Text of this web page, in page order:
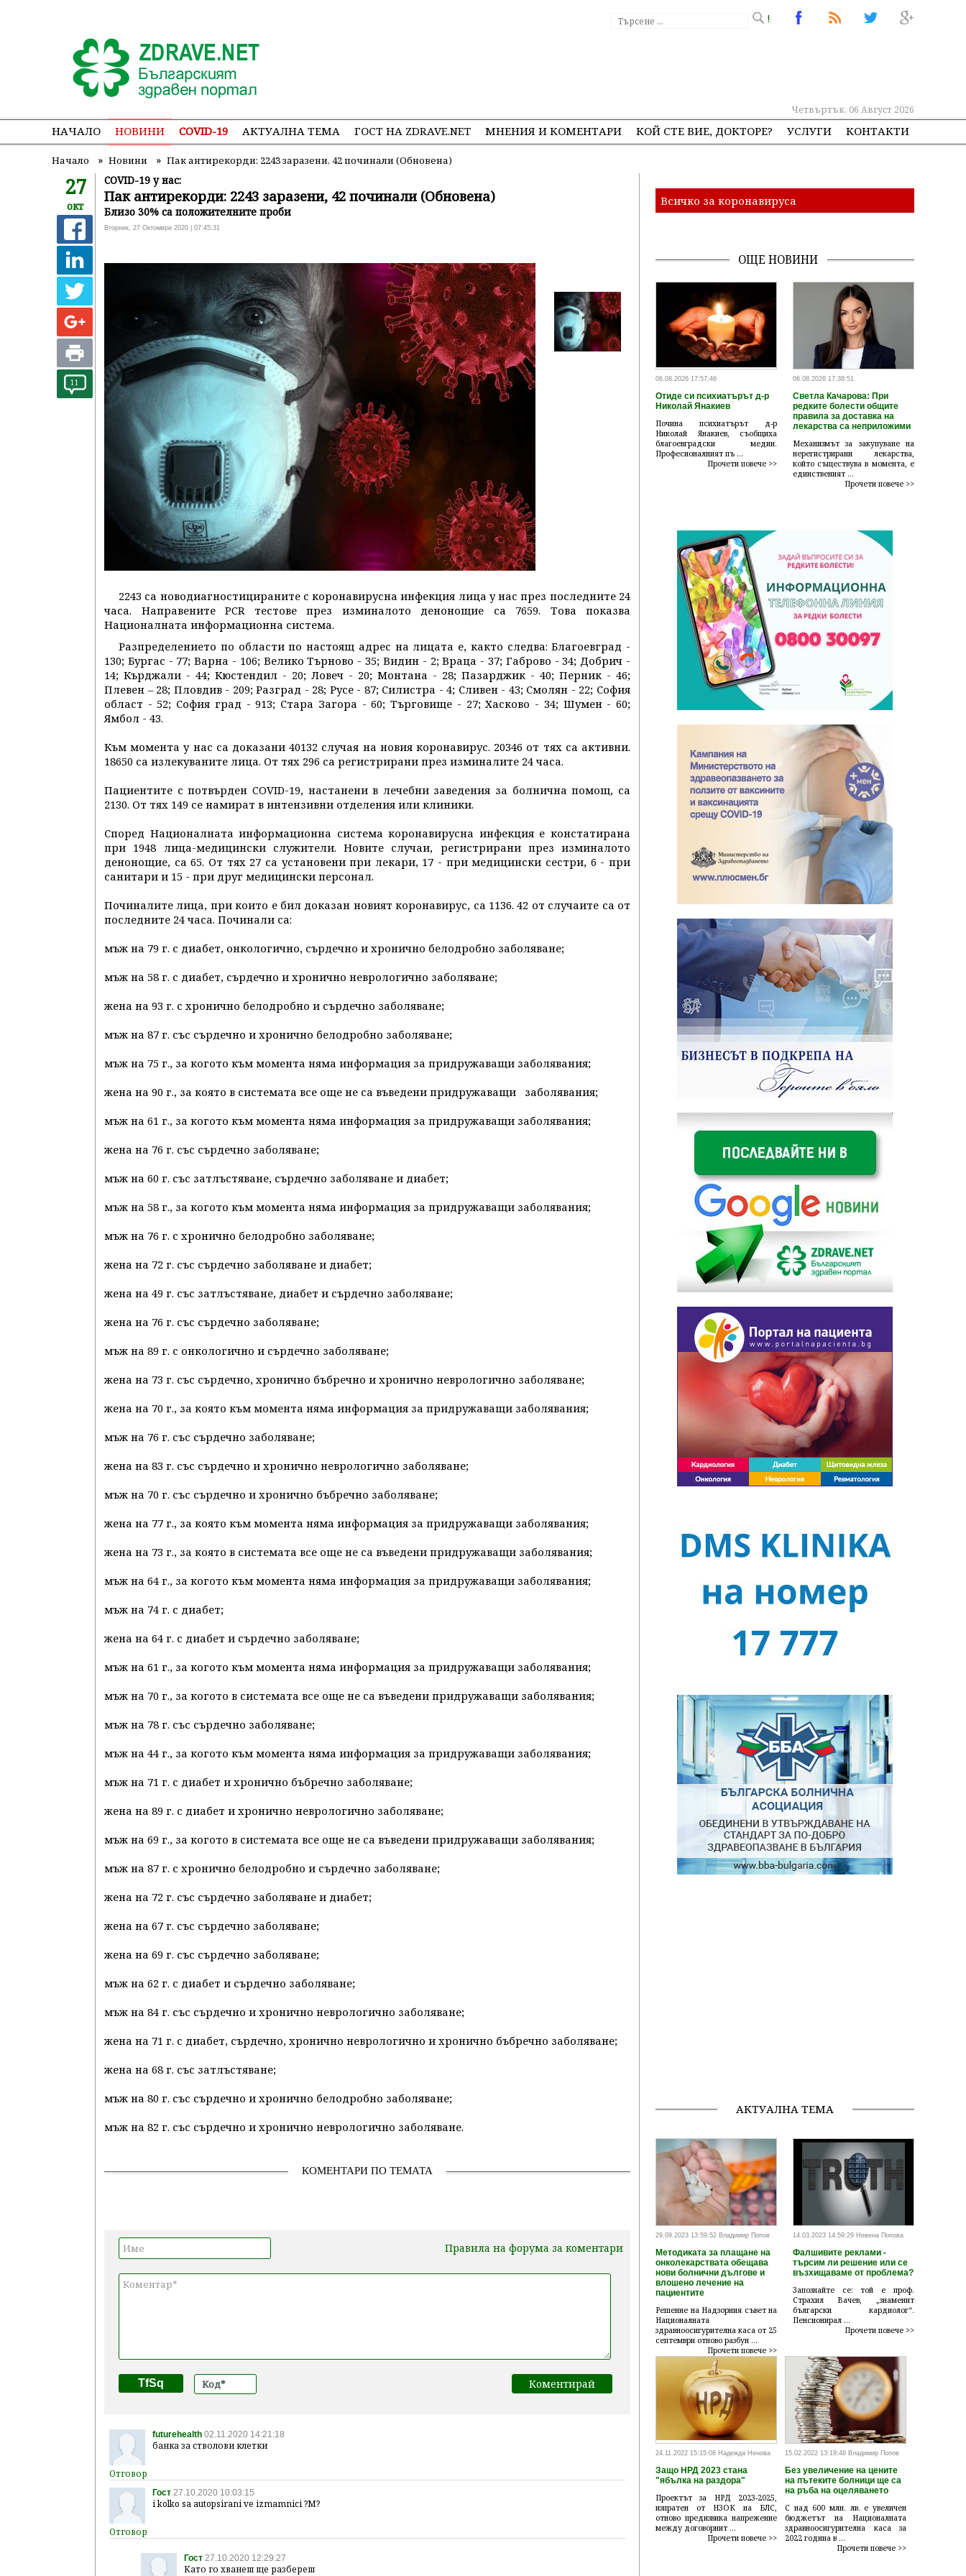
!
Четвъртък, 06 Август 2026
НАЧАЛО НОВИНИ COVID-19 АКТУАЛНА ТЕМА ГОСТ НА ZDRAVE.NET МНЕНИЯ И КОМЕНТАРИ КОЙ СТЕ ВИЕ, ДОКТОРЕ? УСЛУГИ КОНТАКТИ
Начало » Новини » Пак антирекорди: 2243 заразени, 42 починали (Обновена)
27
окт
11
COVID-19 у нас:
Пак антирекорди: 2243 заразени, 42 починали (Обновена)
Близо 30% са положителните проби
Вторник, 27 Октомври 2020 | 07:45:31
2243 са новодиагностицираните с коронавирусна инфекция лица у нас през последните 24
часа. Направените PCR тестове през изминалото денонощие са 7659. Това показва
Националната информационна система.
Разпределението по области по настоящ адрес на лицата е, както следва: Благоевград -
130; Бургас - 77; Варна - 106; Велико Търново - 35; Видин - 2; Враца - 37; Габрово - 34; Добрич -
14; Кърджали - 44; Кюстендил - 20; Ловеч - 20; Монтана - 28; Пазарджик - 40; Перник - 46;
Плевен – 28; Пловдив - 209; Разград - 28; Русе - 87; Силистра - 4; Сливен - 43; Смолян - 22; София
област - 52; София град - 913; Стара Загора - 60; Търговище - 27; Хасково - 34; Шумен - 60;
Ямбол - 43.
Към момента у нас са доказани 40132 случая на новия коронавирус. 20346 от тях са активни.
18650 са излекуваните лица. От тях 296 са регистрирани през изминалите 24 часа.
Пациентите с потвърден COVID-19, настанени в лечебни заведения за болнична помощ, са
2130. От тях 149 се намират в интензивни отделения или клиники.
Според Националната информационна система коронавирусна инфекция е констатирана
при 1948 лица-медицински служители. Новите случаи, регистрирани през изминалото
денонощие, са 65. От тях 27 са установени при лекари, 17 - при медицински сестри, 6 - при
санитари и 15 - при друг медицински персонал.
Починалите лица, при които е бил доказан новият коронавирус, са 1136. 42 от случаите са от
последните 24 часа. Починали са:
мъж на 79 г. с диабет, онкологично, сърдечно и хронично белодробно заболяване;
мъж на 58 г. с диабет, сърдечно и хронично неврологично заболяване;
жена на 93 г. с хронично белодробно и сърдечно заболяване;
мъж на 87 г. със сърдечно и хронично белодробно заболяване;
мъж на 75 г., за когото към момента няма информация за придружаващи заболявания;
жена на 90 г., за която в системата все още не са въведени придружаващи заболявания;
мъж на 61 г., за когото към момента няма информация за придружаващи заболявания;
жена на 76 г. със сърдечно заболяване;
мъж на 60 г. със затлъстяване, сърдечно заболяване и диабет;
мъж на 58 г., за когото към момента няма информация за придружаващи заболявания;
мъж на 76 г. с хронично белодробно заболяване;
жена на 72 г. със сърдечно заболяване и диабет;
жена на 49 г. със затлъстяване, диабет и сърдечно заболяване;
жена на 76 г. със сърдечно заболяване;
мъж на 89 г. с онкологично и сърдечно заболяване;
жена на 73 г. със сърдечно, хронично бъбречно и хронично неврологично заболяване;
жена на 70 г., за която към момента няма информация за придружаващи заболявания;
мъж на 76 г. със сърдечно заболяване;
жена на 83 г. със сърдечно и хронично неврологично заболяване;
мъж на 70 г. със сърдечно и хронично бъбречно заболяване;
жена на 77 г., за която към момента няма информация за придружаващи заболявания;
жена на 73 г., за която в системата все още не са въведени придружаващи заболявания;
мъж на 64 г., за когото към момента няма информация за придружаващи заболявания;
мъж на 74 г. с диабет;
жена на 64 г. с диабет и сърдечно заболяване;
мъж на 61 г., за когото към момента няма информация за придружаващи заболявания;
мъж на 70 г., за когото в системата все още не са въведени придружаващи заболявания;
мъж на 78 г. със сърдечно заболяване;
мъж на 44 г., за когото към момента няма информация за придружаващи заболявания;
мъж на 71 г. с диабет и хронично бъбречно заболяване;
жена на 89 г. с диабет и хронично неврологично заболяване;
мъж на 69 г., за когото в системата все още не са въведени придружаващи заболявания;
мъж на 87 г. с хронично белодробно и сърдечно заболяване;
жена на 72 г. със сърдечно заболяване и диабет;
жена на 67 г. със сърдечно заболяване;
жена на 69 г. със сърдечно заболяване;
мъж на 62 г. с диабет и сърдечно заболяване;
мъж на 84 г. със сърдечно и хронично неврологично заболяване;
жена на 71 г. с диабет, сърдечно, хронично неврологично и хронично бъбречно заболяване;
жена на 68 г. със затлъстяване;
мъж на 80 г. със сърдечно и хронично белодробно заболяване;
мъж на 82 г. със сърдечно и хронично неврологично заболяване.
КОМЕНТАРИ ПО ТЕМАТА
Правила на форума за коментари
TfSq
futurehealth 02.11.2020 14:21:18
банка за стволови клетки
Гост 27.10.2020 10:03:15
i kolko sa autopsirani ve izmamnici ?M?
Гост 27.10.2020 12:29:27
Като го хванеш ще разбереш
Всичко за коронавируса
ОЩЕ НОВИНИ
06.08.2026 17:57:46
Отиде си психиатърът д-р
Николай Янакиев
Почина психиатърът д-р
Николай Янакиев, съобщиха
благоевградски медии.
Професионалният пъ ...
Прочети повече >>
06.08.2026 17:38:51
Светла Качарова: При
редките болести общите
правила за доставка на
лекарства са неприложими
Механизмът за закупуване на
нерегистрирани лекарства,
който съществува в момента, е
единственият ...
Прочети повече >>
АКТУАЛНА ТЕМА
29.09.2023 13:59:52 Владимир Попов
Методиката за плащане на
онколекарствата обещава
нови болнични дългове и
влошено лечение на
пациентите
Решение на Надзорния съвет на
Националната
здравноосигурителна каса от 25
септември отново разбун ...
Прочети повече >>
14.03.2023 14:59:29 Невена Попова
Фалшивите реклами -
търсим ли решение или се
възхищаваме от проблема?
Запознайте се: той е проф.
Страхил Вачев, „знаменит
български кардиолог“.
Пенсионирал ...
Прочети повече >>
24.11.2022 15:15:08 Надежда Ненова
Защо НРД 2023 стана
"ябълка на раздора"
Проектът за НРД 2023-2025,
изпратен от НЗОК на БЛС,
отново предизвика напрежение
между договорнит ...
Прочети повече >>
15.02.2022 13:19:48 Владимир Попов
Без увеличение на цените
на пътеките болници ще са
на ръба на оцеляването
С над 600 млн. лв. е увеличен
бюджетът на Националната
здравноосигурителна каса за
2022 година в ...
Прочети повече >>